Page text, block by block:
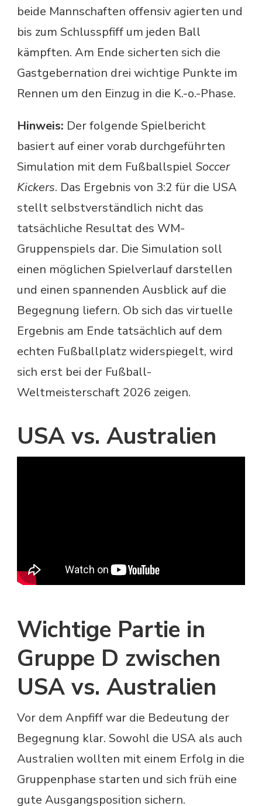
beide Mannschaften offensiv agierten und
bis zum Schlusspfiff um jeden Ball
kämpften. Am Ende sicherten sich die
Gastgebernation drei wichtige Punkte im
Rennen um den Einzug in die K.-o.-Phase.
Hinweis: Der folgende Spielbericht
basiert auf einer vorab durchgeführten
Simulation mit dem Fußballspiel Soccer
Kickers. Das Ergebnis von 3:2 für die USA
stellt selbstverständlich nicht das
tatsächliche Resultat des WM-
Gruppenspiels dar. Die Simulation soll
einen möglichen Spielverlauf darstellen
und einen spannenden Ausblick auf die
Begegnung liefern. Ob sich das virtuelle
Ergebnis am Ende tatsächlich auf dem
echten Fußballplatz widerspiegelt, wird
sich erst bei der Fußball-
Weltmeisterschaft 2026 zeigen.
USA vs. Australien
Wichtige Partie in
Gruppe D zwischen
USA vs. Australien
Vor dem Anpfiff war die Bedeutung der
Begegnung klar. Sowohl die USA als auch
Australien wollten mit einem Erfolg in die
Gruppenphase starten und sich früh eine
gute Ausgangsposition sichern.